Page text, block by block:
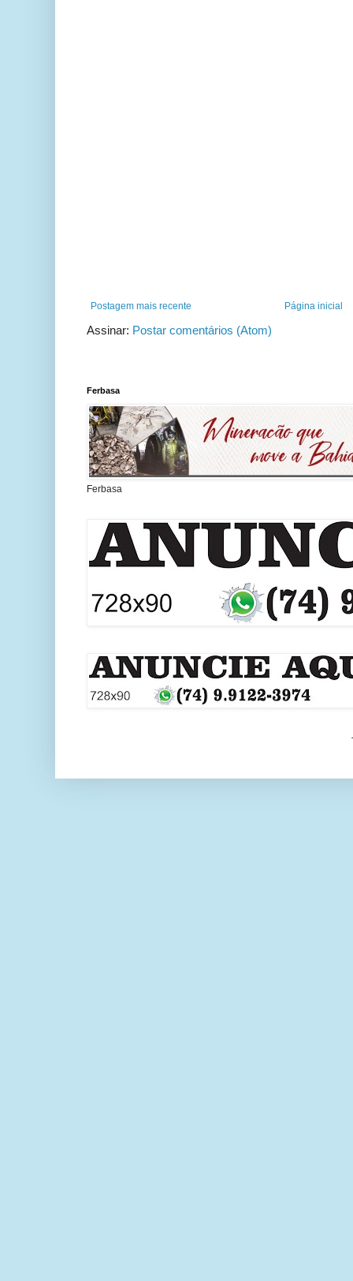
Postagem mais recente Página inicial
Assinar: Postar comentários (Atom)
Ferbasa
Ferbasa